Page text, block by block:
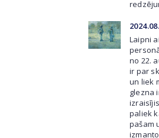
Laipni
no 22.
ir par
un liek
glezna
paliek
pašam